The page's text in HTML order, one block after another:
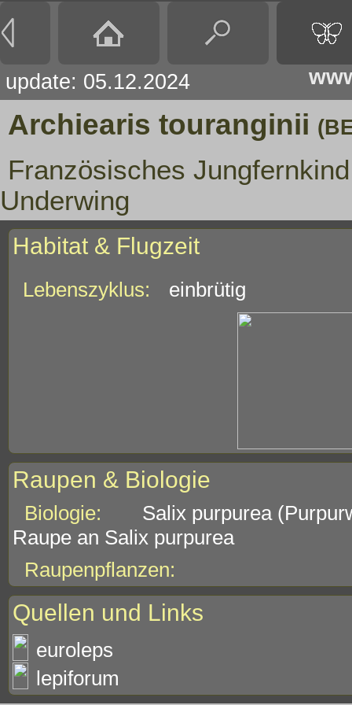
update: 05.12.2024
Archiearis touranginii
Französisches
Underwing
Habitat & Flugzeit
Lebenszyklus: einbrütig
Raupen & Biologie
Biologie:
Raupe an Salix purpurea
Raupenpflanzen:
Salix purpurea
Quellen und Links
euroleps
lepiforum